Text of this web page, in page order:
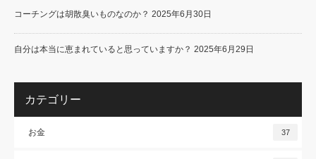
コーチングは胡散臭いものなのか？ 2025年6月30日
自分は本当に恵まれていると思っていますか？ 2025年6月29日
カテゴリー
お金 37